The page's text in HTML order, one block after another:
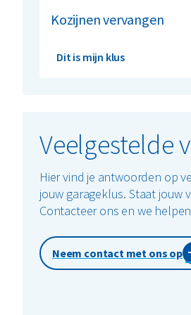
Kozijnen vervangen
Dit is mijn klus
Veelgestelde
Hier vind je antwoorden op
jouw garageklus. Staat jouw
Contacteer ons en we
Neem contact met ons op